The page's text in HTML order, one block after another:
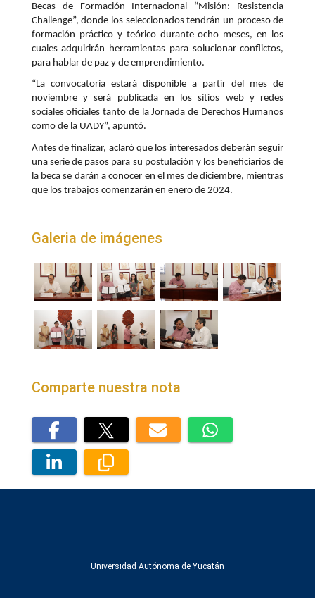
Becas de Formación Internacional “Misión: Resistencia
Challenge”, donde los seleccionados tendrán un proceso de
formación práctico y teórico durante ocho meses, en los
cuales adquirirán herramientas para solucionar conflictos,
para hablar de paz y de emprendimiento.
“La convocatoria estará disponible a partir del mes de
noviembre y será publicada en los sitios web y redes
sociales oficiales tanto de la Jornada de Derechos Humanos
como de la UADY”, apuntó.
Antes de finalizar, aclaró que los interesados deberán seguir
una serie de pasos para su postulación y los beneficiarios de
la beca se darán a conocer en el mes de diciembre, mientras
que los trabajos comenzarán en enero de 2024.
Galeria de imágenes
Comparte nuestra nota
Universidad Autónoma de Yucatán